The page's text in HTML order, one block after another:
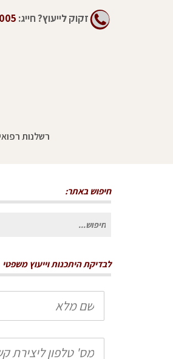
זקוק לייעוץ?חייג:
רשלנות
חיפוש באתר:
חיפוש
לבדיקת היתכנות וייעוץ משפטי
שם
מלא
טלפון